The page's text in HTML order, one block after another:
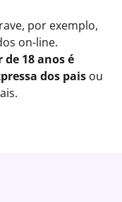
por exemplo,
on-line.
de 18 anos é
dos paisou